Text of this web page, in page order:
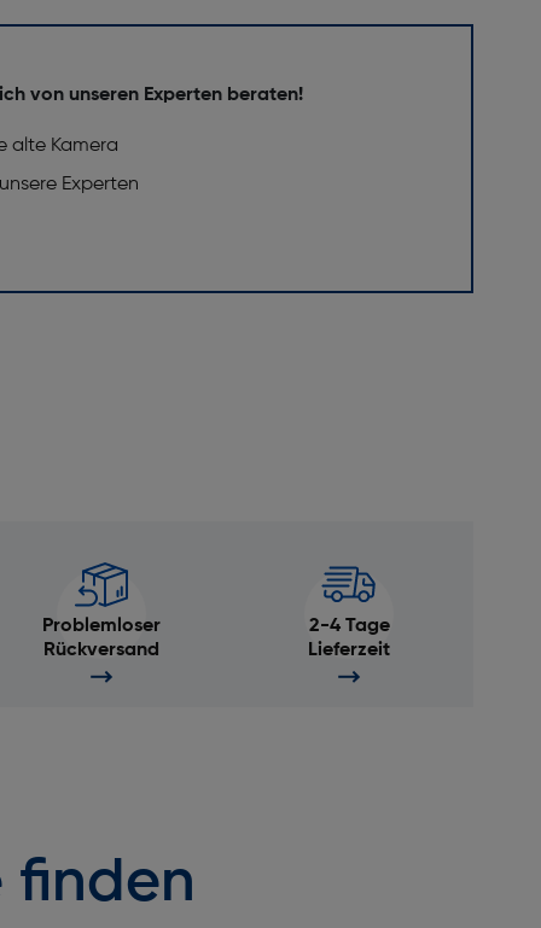
von unseren Experten beraten!
alte Kamera
Experten
Problemloser
Rückversand
2-4 Tage
Lieferzeit
finden